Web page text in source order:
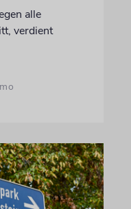
alle
verdient